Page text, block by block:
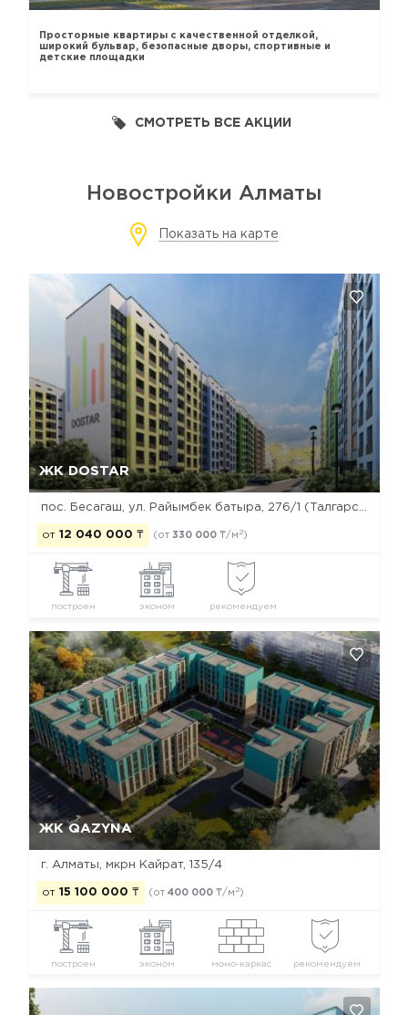
Просторные квартиры с качественной отделкой,
широкий бульвар, безопасные дворы, спортивные и
детские площадки
СМОТРЕТЬ ВСЕ АКЦИИ
Новостройки Алматы
Показать на карте
ЖК DOSTAR
от 12 040 000 ₸ (от 330 000 ₸/м 2)
построен эконом рекомендуем
Да, удалить Отмена
ЖК QAZYNA
г. Алматы, мкрн Кайрат, 135/4
от 15 100 000 ₸ (от 400 000 ₸/м 2)
построен эконом моно-каркас рекомендуем
Да, удалить Отмена